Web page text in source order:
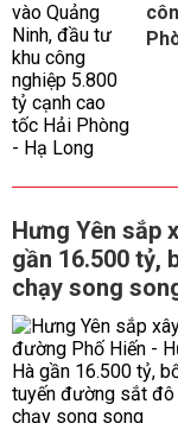
Hưng Yên sắp
gần 16.500 tỷ,
chạy song